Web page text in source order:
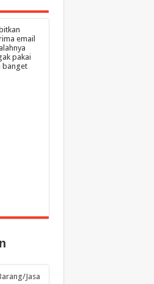
email
pakai
banget
Jasa